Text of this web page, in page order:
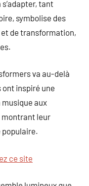
tant
symbolise des
de transformation,
va au-delà
inspiré une
aux
leur
ce site